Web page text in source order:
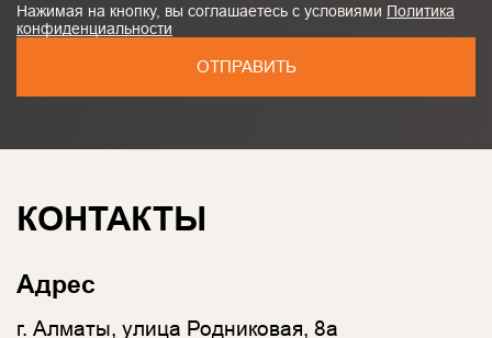
Нажимая на кнопку, вы соглашаетесь с условиями Политика
конфиденциальности
ОТПРАВИТЬ
КОНТАКТЫ
Адрес
г. Алматы, улица Родниковая, 8а